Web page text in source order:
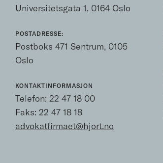
Universitetsgata 1, 0164 Oslo
POSTADRESSE:
Postboks 471 Sentrum, 0105
Oslo
KONTAKTINFORMASJON
Telefon: 22 47 18 00
Faks: 22 47 18 18
advokatfirmaet@hjort.no